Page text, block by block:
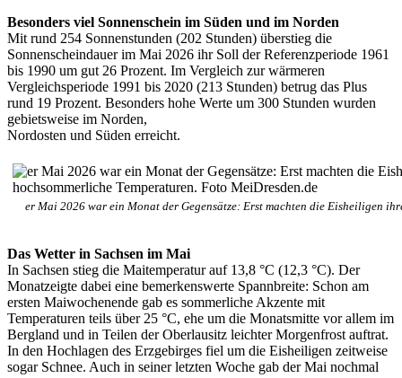
Besonders viel Sonnenschein im Süden und im Norden
Mit rund 254 Sonnenstunden (202 Stunden) überstieg die
Sonnenscheindauer im Mai 2026 ihr Soll der Referenzperiode 1961
bis 1990 um gut 26 Prozent. Im Vergleich zur wärmeren
Vergleichsperiode 1991 bis 2020 (213 Stunden) betrug das Plus
rund 19 Prozent. Besonders hohe Werte um 300 Stunden wurden
gebietsweise im Norden,
Nordosten und Süden erreicht.
er Mai 2026 war ein Monat der Gegensätze: Erst machten die Eisheiligen
Das Wetter in Sachsen im Mai
In Sachsen stieg die Maitemperatur auf 13,8 °C (12,3 °C). Der
Monatzeigte dabei eine bemerkenswerte Spannbreite: Schon am
ersten Maiwochenende gab es sommerliche Akzente mit
Temperaturen teils über 25 °C, ehe um die Monatsmitte vor allem im
Bergland und in Teilen der Oberlausitz leichter Morgenfrost auftrat.
In den Hochlagen des Erzgebirges fiel um die Eisheiligen zeitweise
sogar Schnee. Auch in seiner letzten Woche gab der Mai nochmal